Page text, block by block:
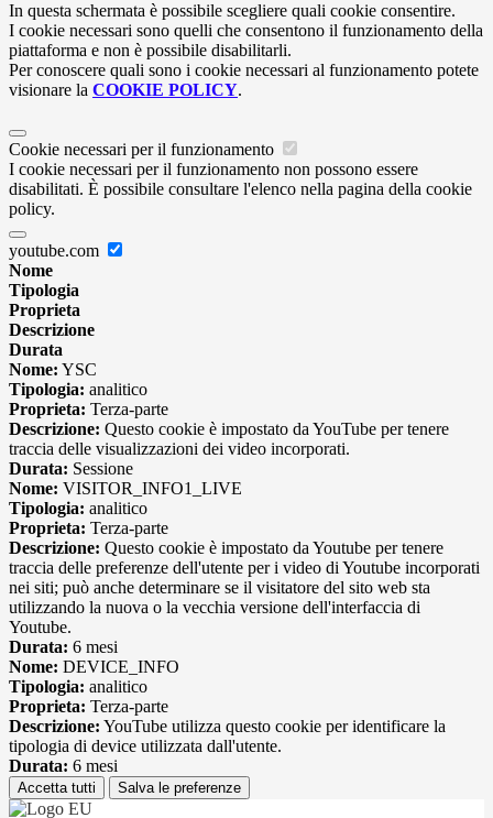
In questa schermata è possibile scegliere quali cookie consentire.
I cookie necessari sono quelli che consentono il funzionamento della
piattaforma e non è possibile disabilitarli.
Per conoscere quali sono i cookie necessari al funzionamento potete
visionare la COOKIE POLICY.
Cookie necessari per il funzionamento
I cookie necessari per il funzionamento non possono essere
disabilitati. È possibile consultare l'elenco nella pagina della cookie
policy.
youtube.com
Nome
Tipologia
Proprieta
Descrizione
Durata
Nome: YSC
Tipologia: analitico
Proprieta: Terza-parte
Descrizione: Questo cookie è impostato da YouTube per tenere
traccia delle visualizzazioni dei video incorporati.
Durata: Sessione
Nome: VISITOR_INFO1_LIVE
Tipologia: analitico
Proprieta: Terza-parte
Descrizione: Questo cookie è impostato da Youtube per tenere
traccia delle preferenze dell'utente per i video di Youtube incorporati
nei siti; può anche determinare se il visitatore del sito web sta
utilizzando la nuova o la vecchia versione dell'interfaccia di
Youtube.
Durata: 6 mesi
Nome: DEVICE_INFO
Tipologia: analitico
Proprieta: Terza-parte
Descrizione: YouTube utilizza questo cookie per identificare la
tipologia di device utilizzata dall'utente.
Durata: 6 mesi
Accetta tutti Salva le preferenze